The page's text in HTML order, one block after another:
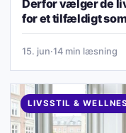
Derfor vælger de
for et tilfældigt
15. jun·14 min læsning
LIVSSTIL &